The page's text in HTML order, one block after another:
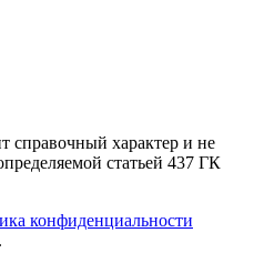
справочный характер и не
статьей 437 ГК
конфиденциальности